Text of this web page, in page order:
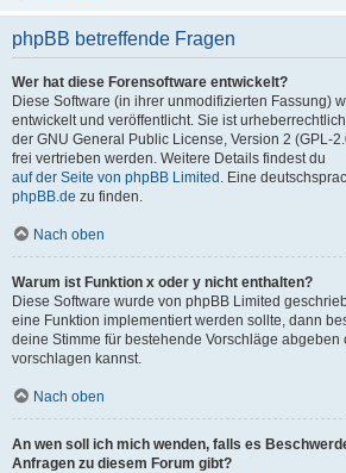
phpBB betreffende Fragen
Wer hat diese Forensoftware entwickelt?
Diese Software (in ihrer unmodifizierten Fassung)
entwickelt und veröffentlicht. Sie ist
der GNU General Public License, Version 2 (GPL-
frei vertrieben werden. Weitere Details findest du
auf der Seite von phpBB Limited . Eine
phpBB.de zu finden.
Nach oben
Warum ist Funktion x oder y nicht enthalten?
Diese Software wurde von phpBB Limited
eine Funktion implementiert werden sollte, dann
deine Stimme für bestehende Vorschläge abgeben
vorschlagen kannst.
Nach oben
An wen soll ich mich wenden, falls es
Anfragen zu diesem Forum gibt?